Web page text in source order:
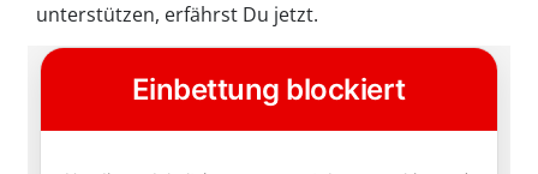
unterstützen, erfährst Du jetzt.